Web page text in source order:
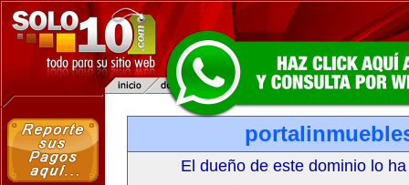
El dueño de este dominio lo